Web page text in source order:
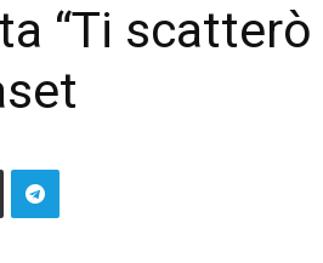
“Ti scatterò